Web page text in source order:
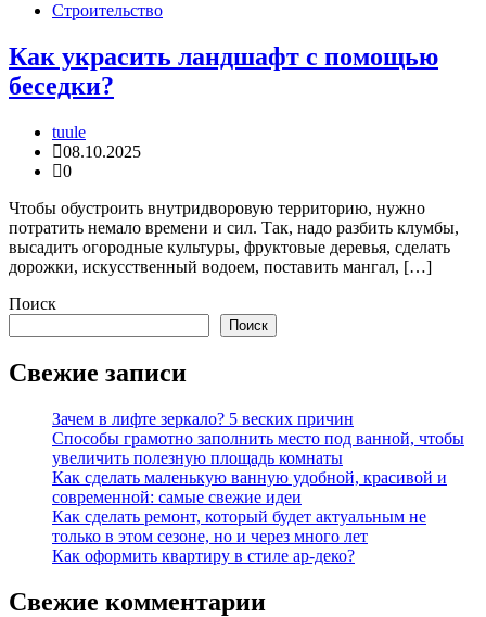
Строительство
Как украсить ландшафт с помощью
беседки?
tuule
08.10.2025
0
Чтобы обустроить внутридворовую территорию, нужно
потратить немало времени и сил. Так, надо разбить клумбы,
высадить огородные культуры, фруктовые деревья, сделать
дорожки, искусственный водоем, поставить мангал, […]
Поиск
Поиск
Свежие записи
Зачем в лифте зеркало? 5 веских причин
Способы грамотно заполнить место под ванной, чтобы
увеличить полезную площадь комнаты
Как сделать маленькую ванную удобной, красивой и
современной: самые свежие идеи
Как сделать ремонт, который будет актуальным не
только в этом сезоне, но и через много лет
Как оформить квартиру в стиле ар-деко?
Свежие комментарии